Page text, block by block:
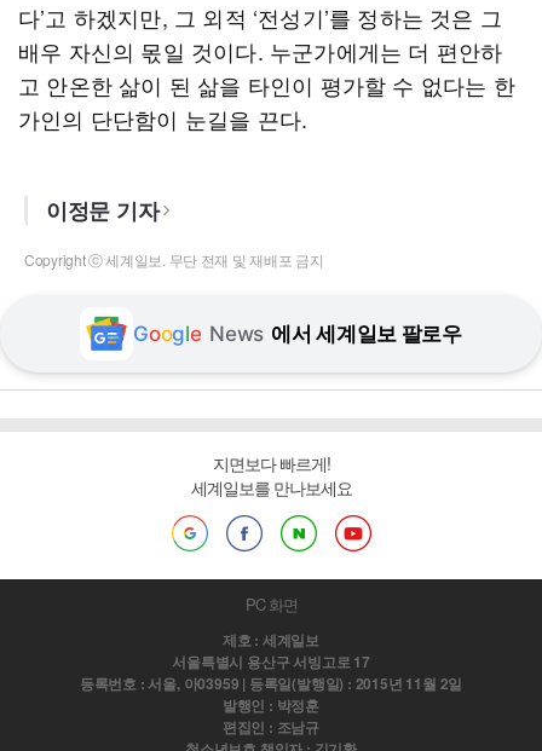
다’고 하겠지만, 그 외적 ‘전성기’를 정하는 것은 그
배우 자신의 몫일 것이다. 누군가에게는 더 편안하
고 안온한 삶이 된 삶을 타인이 평가할 수 없다는 한
가인의 단단함이 눈길을 끈다.
이정문 기자
Copyright ⓒ 세계일보. 무단 전재 및 재배포 금지
Google News 에서 세계일보 팔로우
지면보다 빠르게!
세계일보를 만나보세요
PC 화면
제호 : 세계일보
서울특별시 용산구 서빙고로 17
등록번호 : 서울, 아03959 | 등록일(발행일) : 2015년 11월 2일
발행인 : 박정훈
편집인 : 조남규